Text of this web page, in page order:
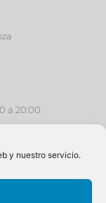
y nuestro servicio.
a 20:00